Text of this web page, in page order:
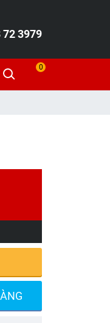
72 3979
0